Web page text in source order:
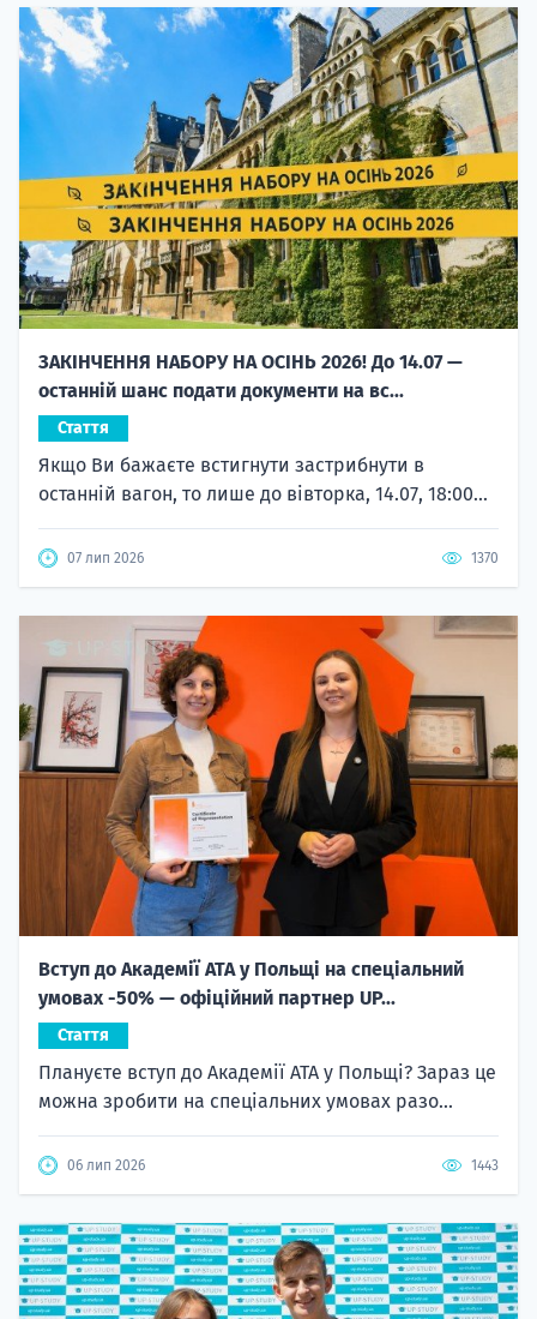
ЗАКІНЧЕННЯ НАБОРУ НА ОСІНЬ 2026! До 14.07 —
останній шанс подати документи на вс...
Стаття
Якщо Ви бажаєте встигнути застрибнути в
останній вагон, то лише до вівторка, 14.07, 18:00...
07 лип 2026 1370
Вступ до Академії ATA у Польщі на спеціальний
умовах -50% — офіційний партнер UP...
Стаття
Плануєте вступ до Академії ATA у Польщі? Зараз це
можна зробити на спеціальних умовах разо...
06 лип 2026 1443